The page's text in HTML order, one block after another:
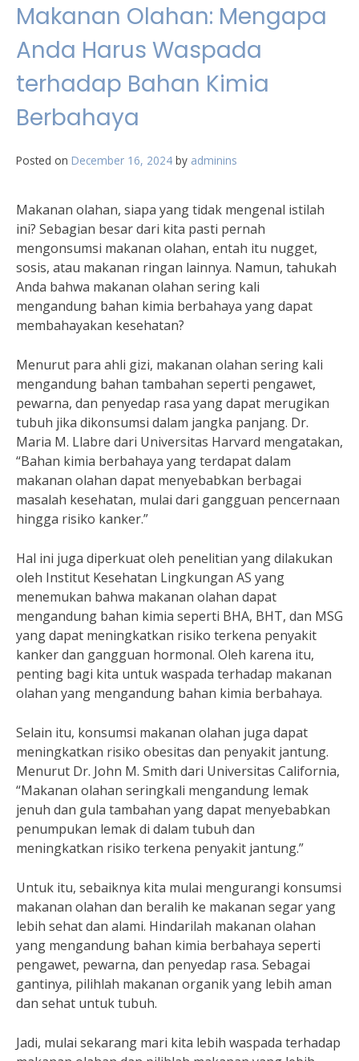
Makanan Olahan: Mengapa
Anda Harus Waspada
terhadap Bahan Kimia
Berbahaya
Posted on December 16, 2024 by adminins
Makanan olahan, siapa yang tidak mengenal istilah
ini? Sebagian besar dari kita pasti pernah
mengonsumsi makanan olahan, entah itu nugget,
sosis, atau makanan ringan lainnya. Namun, tahukah
Anda bahwa makanan olahan sering kali
mengandung bahan kimia berbahaya yang dapat
membahayakan kesehatan?
Menurut para ahli gizi, makanan olahan sering kali
mengandung bahan tambahan seperti pengawet,
pewarna, dan penyedap rasa yang dapat merugikan
tubuh jika dikonsumsi dalam jangka panjang. Dr.
Maria M. Llabre dari Universitas Harvard mengatakan,
“Bahan kimia berbahaya yang terdapat dalam
makanan olahan dapat menyebabkan berbagai
masalah kesehatan, mulai dari gangguan pencernaan
hingga risiko kanker.”
Hal ini juga diperkuat oleh penelitian yang dilakukan
oleh Institut Kesehatan Lingkungan AS yang
menemukan bahwa makanan olahan dapat
mengandung bahan kimia seperti BHA, BHT, dan MSG
yang dapat meningkatkan risiko terkena penyakit
kanker dan gangguan hormonal. Oleh karena itu,
penting bagi kita untuk waspada terhadap makanan
olahan yang mengandung bahan kimia berbahaya.
Selain itu, konsumsi makanan olahan juga dapat
meningkatkan risiko obesitas dan penyakit jantung.
Menurut Dr. John M. Smith dari Universitas California,
“Makanan olahan seringkali mengandung lemak
jenuh dan gula tambahan yang dapat menyebabkan
penumpukan lemak di dalam tubuh dan
meningkatkan risiko terkena penyakit jantung.”
Untuk itu, sebaiknya kita mulai mengurangi konsumsi
makanan olahan dan beralih ke makanan segar yang
lebih sehat dan alami. Hindarilah makanan olahan
yang mengandung bahan kimia berbahaya seperti
pengawet, pewarna, dan penyedap rasa. Sebagai
gantinya, pilihlah makanan organik yang lebih aman
dan sehat untuk tubuh.
Jadi, mulai sekarang mari kita lebih waspada terhadap